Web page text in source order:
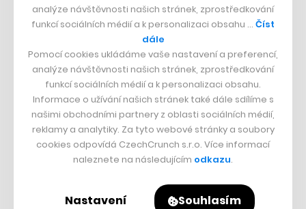
Boční projekt, co se zvrtnul
Francouzský šéfkuchař na Šumavě
Dva golfisti, co pečou
DESIGN
Bomma není tichá
Originální hodinky
Nábytek z betonu
analýze návštěvnosti našich stránek, zprostředkování
funkcí sociálních médií a k personalizaci obsahu … Číst
dále
Pomocí cookies ukládáme vaše nastavení a preferencí,
analýze návštěvnosti našich stránek, zprostředkování
funkcí sociálních médií a k personalizaci obsahu.
Informace o užívání našich stránek také dále sdílíme s
našimi obchodními partnery z oblasti sociálních médií,
reklamy a analytiky. Za tyto webové stránky a soubory
cookies odpovídá CzechCrunch s.r.o. Více informací
naleznete na následujícím odkazu.
Nastavení Souhlasím